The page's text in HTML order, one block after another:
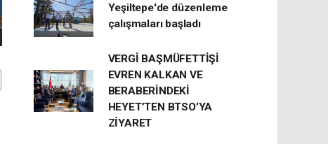
Yeşiltepe'de düzenleme
çalışmaları başladı
VERGİ BAŞMÜFETTİŞİ
EVREN KALKAN VE
BERABERİNDEKİ
HEYET’TEN BTSO’YA
ZİYARET